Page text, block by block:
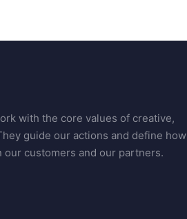
with the core values of creative,
guide our actions and define how
customers and our partners.